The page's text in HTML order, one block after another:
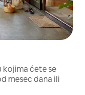
kojima ćete se
mesec dana ili